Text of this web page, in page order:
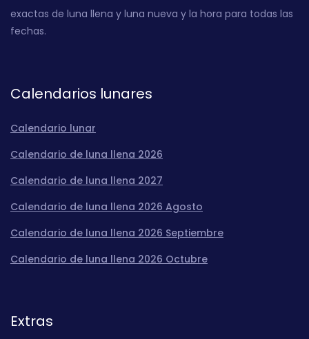
exactas de luna llena y luna nueva y la hora para todas las
fechas.
Calendarios lunares
Calendario lunar
Calendario de luna llena 2026
Calendario de luna llena 2027
Calendario de luna llena 2026 Agosto
Calendario de luna llena 2026 Septiembre
Calendario de luna llena 2026 Octubre
Extras